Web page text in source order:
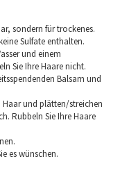
sondern für trockenes.
Sulfate enthalten.
und einem
Sie Ihre Haare nicht.
Balsam und
Haar und plätten/streichen
Rubbeln Sie Ihre Haare
es wünschen.